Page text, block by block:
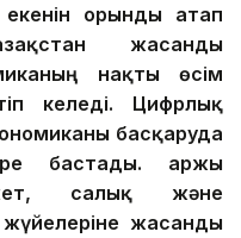
екенін орынды атап
жасанды
нақты өсім
келеді. Цифрлық
басқаруда
бастады. Қаржы
салық және
жасанды